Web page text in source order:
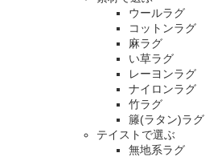
ウールラグ
コットンラグ
麻ラグ
い草ラグ
レーヨンラグ
ナイロンラグ
竹ラグ
籐(ラタン)ラグ
テイストで選ぶ
無地系ラグ